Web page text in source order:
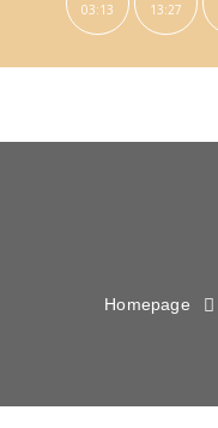
03:13 13:27
Homepage